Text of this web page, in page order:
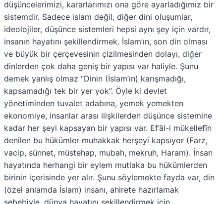
e
o
n
t
e
r
e
o
n
b
o
o
k
e
o
n
e
r
e
s
t
e
o
s
A
p
düşüncelerimizi, kararlarımızı ona göre ayarladığımız bir
sistemdir. Sadece islam değil, diğer dini oluşumlar,
ideolojiler, düşünce sistemleri hepsi aynı şey için vardır,
insanın hayatını şekillendirmek. İslam’ın, son din olması
ve büyük bir çerçevesinin çizilmesinden dolayı, diğer
dinlerden çok daha geniş bir yapısı var haliyle. Şunu
demek yanlış olmaz “Dinin (İslam’ın) karışmadığı,
kapsamadığı tek bir yer yok”. Öyle ki devlet
yönetiminden tuvalet adabına, yemek yemekten
ekonomiye, insanlar arası ilişkilerden düşünce sistemine
kadar her şeyi kapsayan bir yapısı var. Ef’âl-i mükellefîn
denilen bu hükümler muhakkak herşeyi kapsıyor (Farz,
vacip, sünnet, müstehap, mubah, mekruh, Haram). İnsan
hayatında herhangi bir eylem mutlaka bu hükümlerden
birinin içerisinde yer alır. Şunu söylemekte fayda var, din
(özel anlamda İslam) insanı, ahirete hazırlamak
sebebiyle, dünya hayatını şekillendirmek için